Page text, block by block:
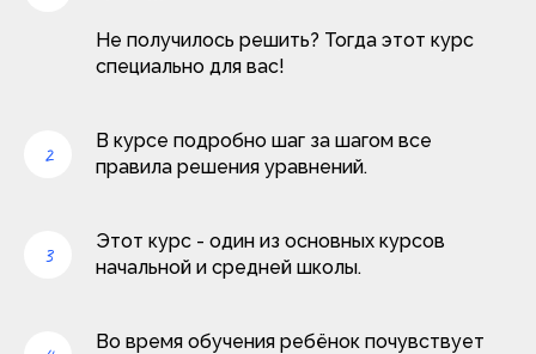
Не получилось решить? Тогда этот курс
специально для вас!
В курсе подробно шаг за шагом все
правила решения уравнений.
Этот курс - один из основных курсов
начальной и средней школы.
Во время обучения ребёнок почувствует